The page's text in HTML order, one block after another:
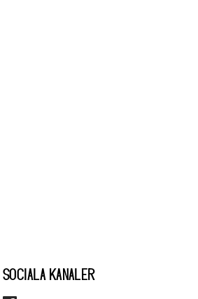
SOCIALA KANALER